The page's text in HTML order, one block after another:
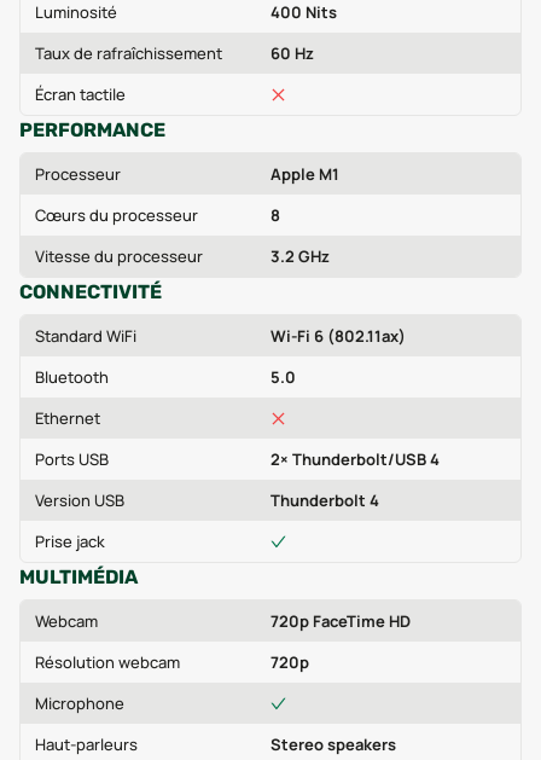
Luminosité
400 Nits
Taux de rafraîchissement
60 Hz
Écran tactile
PERFORMANCE
Processeur
Apple M1
Cœurs du processeur
8
Vitesse du processeur
3.2 GHz
CONNECTIVITÉ
Standard WiFi
Wi-Fi 6 (802.11ax)
Bluetooth
5.0
Ethernet
Ports USB
2× Thunderbolt/USB 4
Version USB
Thunderbolt 4
Prise jack
MULTIMÉDIA
Webcam
720p FaceTime HD
Résolution webcam
720p
Microphone
Haut-parleurs
Stereo speakers